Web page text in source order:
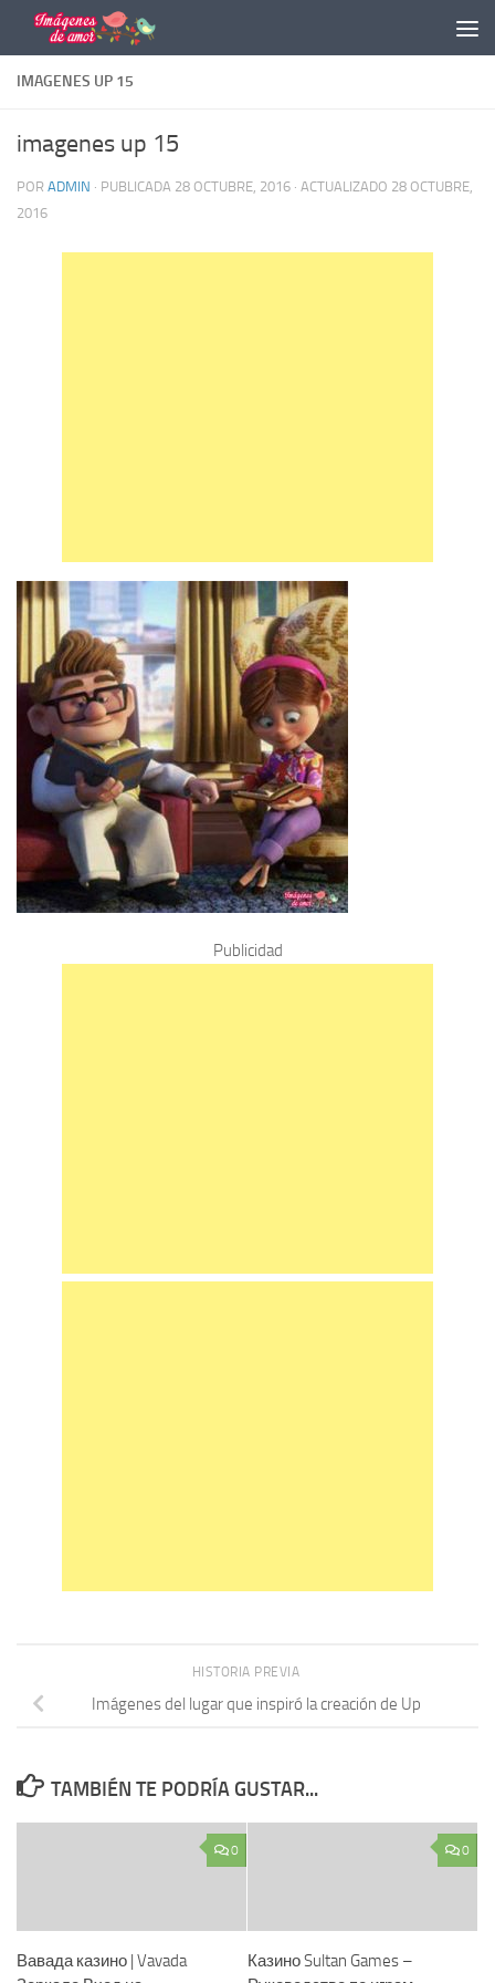
Saltar al contenido
IMAGENES UP 15
imagenes up 15
POR ADMIN · PUBLICADA 28 OCTUBRE, 2016 · ACTUALIZADO 28 OCTUBRE,
2016
Publicidad
HISTORIA PREVIA
Imágenes del lugar que inspiró la creación de Up
TAMBIÉN TE PODRÍA GUSTAR...
0
Вавада казино | Vavada
0
Казино Sultan Games –